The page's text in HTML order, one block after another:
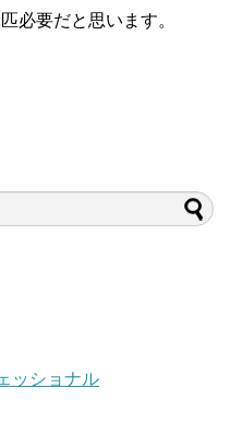
必要だと思います。
ッショナル